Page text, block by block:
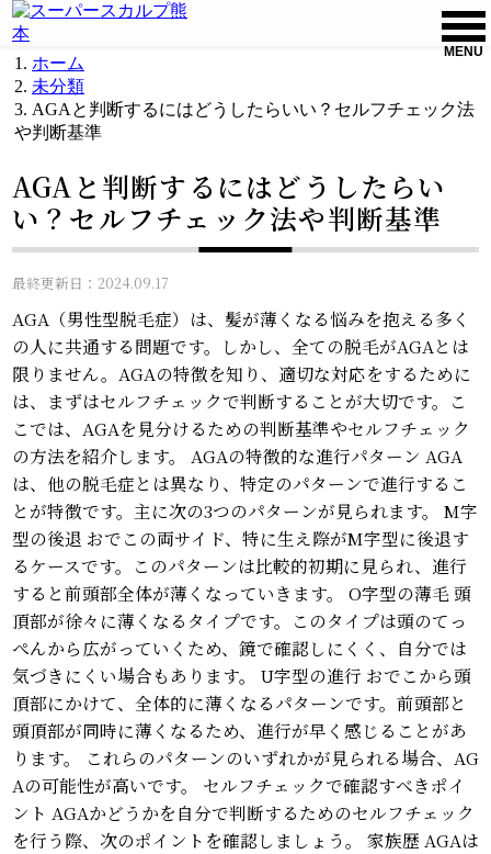
MENU
ホーム
未分類
AGAと判断するにはどうしたらいい？セルフチェック法
や判断基準
AGAと判断するにはどうしたらい
い？セルフチェック法や判断基準
最終更新日：2024.09.17
AGA（男性型脱毛症）は、髪が薄くなる悩みを抱える多く
の人に共通する問題です。しかし、全ての脱毛がAGAとは
限りません。AGAの特徴を知り、適切な対応をするために
は、まずはセルフチェックで判断することが大切です。こ
こでは、AGAを見分けるための判断基準やセルフチェック
の方法を紹介します。 AGAの特徴的な進行パターン AGA
は、他の脱毛症とは異なり、特定のパターンで進行するこ
とが特徴です。主に次の3つのパターンが見られます。 M字
型の後退 おでこの両サイド、特に生え際がM字型に後退す
るケースです。このパターンは比較的初期に見られ、進行
すると前頭部全体が薄くなっていきます。 O字型の薄毛 頭
頂部が徐々に薄くなるタイプです。このタイプは頭のてっ
ぺんから広がっていくため、鏡で確認しにくく、自分では
気づきにくい場合もあります。 U字型の進行 おでこから頭
頂部にかけて、全体的に薄くなるパターンです。前頭部と
頭頂部が同時に薄くなるため、進行が早く感じることがあ
ります。 これらのパターンのいずれかが見られる場合、AG
Aの可能性が高いです。 セルフチェックで確認すべきポイ
ント AGAかどうかを自分で判断するためのセルフチェック
を行う際、次のポイントを確認しましょう。 家族歴 AGAは